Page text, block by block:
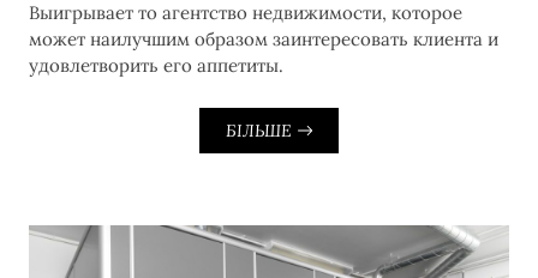
Выигрывает то агентство недвижимости, которое
может наилучшим образом заинтересовать клиента и
удовлетворить его аппетиты.
БІЛЬШЕ